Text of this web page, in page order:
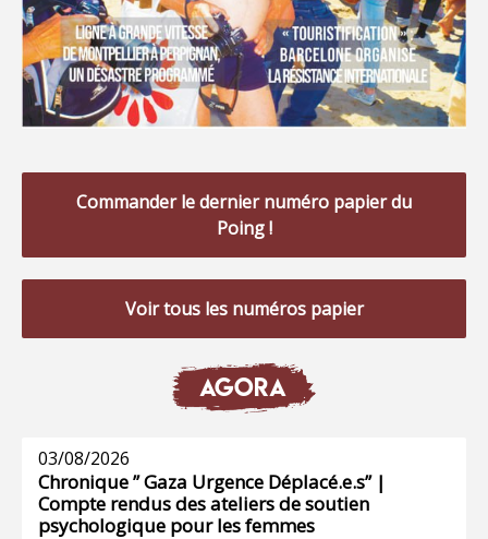
Commander le dernier numéro papier du
Poing !
Voir tous les numéros papier
AGORA
03/08/2026
Chronique ” Gaza Urgence Déplacé.e.s” |
Compte rendus des ateliers de soutien
psychologique pour les femmes